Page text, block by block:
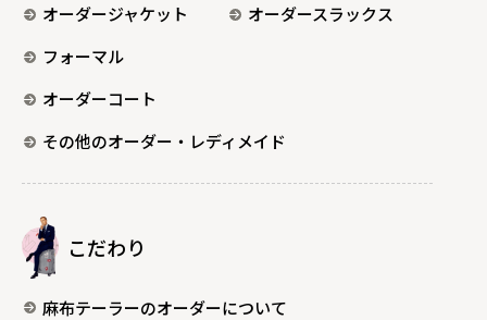
オーダージャケット
オーダースラックス
フォーマル
オーダーコート
その他のオーダー・レディメイド
こだわり
麻布テーラーのオーダーについて